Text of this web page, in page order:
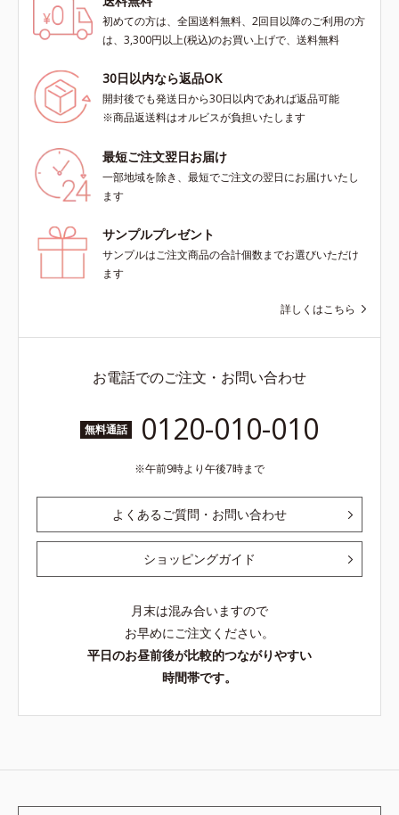
初めての方は、全国送料無料、2回目以降のご利用の方
は、3,300円以上(税込)のお買い上げで、送料無料
30日以内なら返品OK
開封後でも発送日から30日以内であれば返品可能
※商品返送料はオルビスが負担いたします
最短ご注文翌日お届け
一部地域を除き、最短でご注文の翌日にお届けいたし
ます
サンプルプレゼント
サンプルはご注文商品の合計個数までお選びいただけ
ます
詳しくはこちら
お電話でのご注文・お問い合わせ
無料通話 0120-010-010
午前9時より午後7時まで
よくあるご質問・お問い合わせ
ショッピングガイド
月末は混み合いますので
お早めにご注文ください。
平日のお昼前後が比較的つながりやすい
時間帯です。